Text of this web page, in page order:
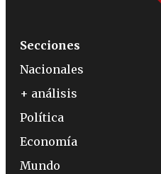
Secciones
Nacionales
+ análisis
Política
Economía
Mundo